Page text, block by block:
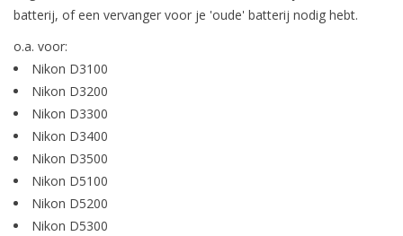
batterij, of een vervanger voor je 'oude' batterij nodig hebt.
o.a. voor:
Nikon D3100
Nikon D3200
Nikon D3300
Nikon D3400
Nikon D3500
Nikon D5100
Nikon D5200
Nikon D5300